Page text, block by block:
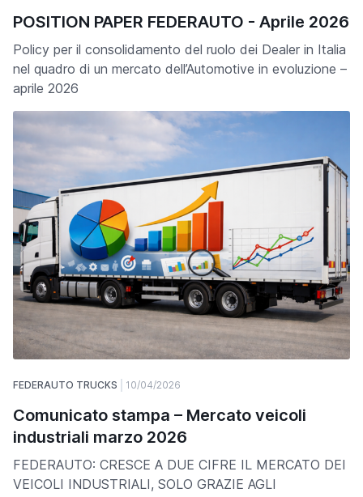
POSITION PAPER FEDERAUTO - Aprile 2026
Policy per il consolidamento del ruolo dei Dealer in Italia
nel quadro di un mercato dell’Automotive in evoluzione –
aprile 2026
FEDERAUTO TRUCKS 10/04/2026
Comunicato stampa – Mercato veicoli
industriali marzo 2026
FEDERAUTO: CRESCE A DUE CIFRE IL MERCATO DEI
VEICOLI INDUSTRIALI, SOLO GRAZIE AGLI